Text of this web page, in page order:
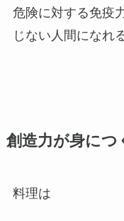
危険に対する免疫
じない人間になれ
創造力が身につ
料理は